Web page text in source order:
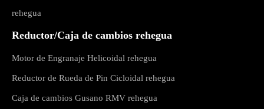
rehegua
Reductor/Caja de cambios rehegua
Motor de Engranaje Helicoidal rehegua
Reductor de Rueda de Pin Cicloidal rehegua
Caja de cambios Gusano RMV rehegua